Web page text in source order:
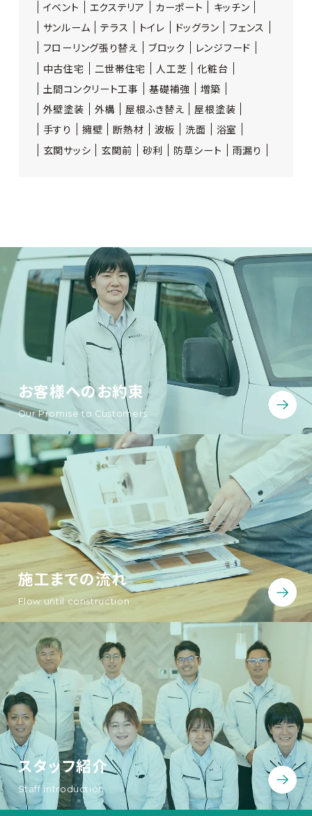
イベント エクステリア カーポート
キッチン
サンルーム
テラス トイレ ドッグラン
フェンス
フローリング張り替え
ブロック
レンジフード
中古住宅
二世帯住宅 人工芝
化粧台
土間コンクリート工事
基礎補強
増築
外壁塗装
外構 屋根ふき替え
屋根塗装
手すり
擁壁 断熱材 波板 洗面
浴室
玄関サッシ
玄関前 砂利 防草シート 雨漏り
お客様へのお約束
Our Promise to Customers
施工までの流れ
Flow until construction
スタッフ紹介
Staff introduction